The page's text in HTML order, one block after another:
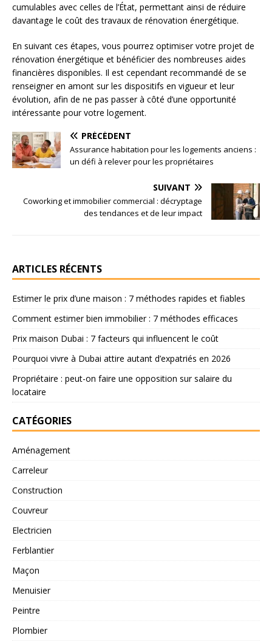
cumulables avec celles de l’État, permettant ainsi de réduire
davantage le coût des travaux de rénovation énergétique.
En suivant ces étapes, vous pourrez optimiser votre projet de
rénovation énergétique et bénéficier des nombreuses aides
financières disponibles. Il est cependant recommandé de se
renseigner en amont sur les dispositifs en vigueur et leur
évolution, afin de ne pas passer à côté d’une opportunité
intéressante pour votre logement.
PRÉCÉDENT
Assurance habitation pour les logements anciens :
un défi à relever pour les propriétaires
SUIVANT
Coworking et immobilier commercial : décryptage
des tendances et de leur impact
ARTICLES RÉCENTS
Estimer le prix d’une maison : 7 méthodes rapides et fiables
Comment estimer bien immobilier : 7 méthodes efficaces
Prix maison Dubai : 7 facteurs qui influencent le coût
Pourquoi vivre à Dubai attire autant d’expatriés en 2026
Propriétaire : peut-on faire une opposition sur salaire du
locataire
CATÉGORIES
Aménagement
Carreleur
Construction
Couvreur
Electricien
Ferblantier
Maçon
Menuisier
Peintre
Plombier